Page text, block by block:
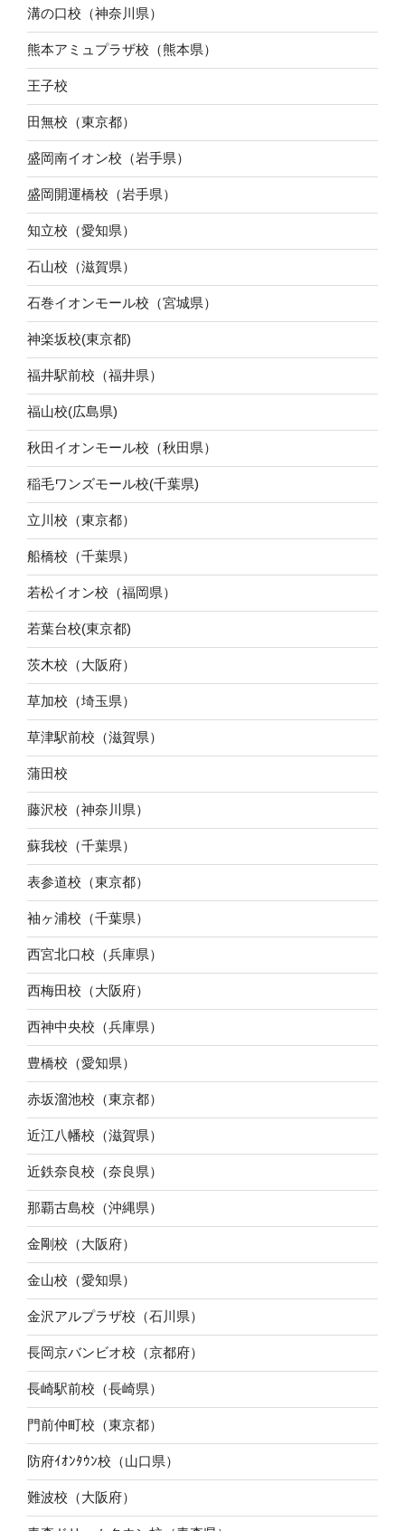
溝の口校（神奈川県）
熊本アミュプラザ校（熊本県）
王子校
田無校（東京都）
盛岡南イオン校（岩手県）
盛岡開運橋校（岩手県）
知立校（愛知県）
石山校（滋賀県）
石巻イオンモール校（宮城県）
神楽坂校(東京都)
福井駅前校（福井県）
福山校(広島県)
秋田イオンモール校（秋田県）
稲毛ワンズモール校(千葉県)
立川校（東京都）
船橋校（千葉県）
若松イオン校（福岡県）
若葉台校(東京都)
茨木校（大阪府）
草加校（埼玉県）
草津駅前校（滋賀県）
蒲田校
藤沢校（神奈川県）
蘇我校（千葉県）
表参道校（東京都）
袖ヶ浦校（千葉県）
西宮北口校（兵庫県）
西梅田校（大阪府）
西神中央校（兵庫県）
豊橋校（愛知県）
赤坂溜池校（東京都）
近江八幡校（滋賀県）
近鉄奈良校（奈良県）
那覇古島校（沖縄県）
金剛校（大阪府）
金山校（愛知県）
金沢アルプラザ校（石川県）
長岡京バンビオ校（京都府）
長崎駅前校（長崎県）
門前仲町校（東京都）
防府ｲｵﾝﾀｳﾝ校（山口県）
難波校（大阪府）